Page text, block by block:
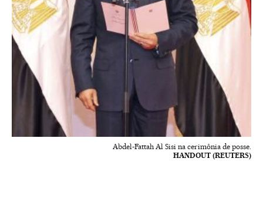
Abdel-Fattah Al Sisi na cerimônia de posse.
HANDOUT (REUTERS)